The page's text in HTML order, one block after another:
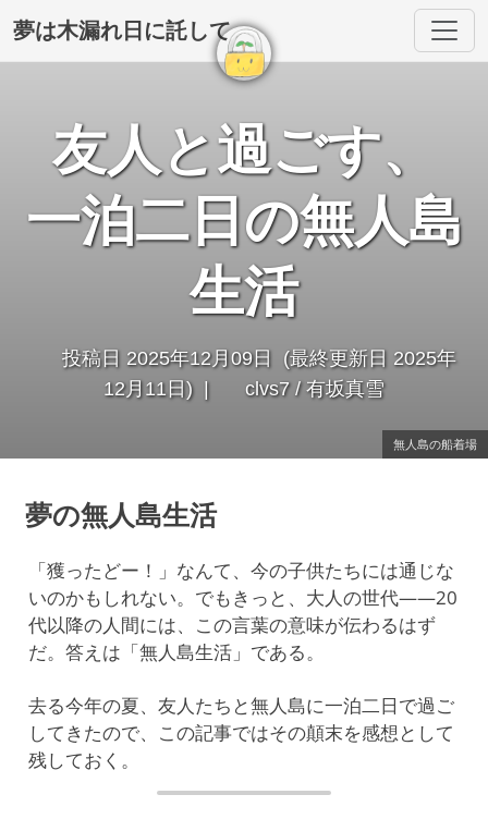
夢は木漏れ日に託して
友人と過ごす、
一泊二日の無人島
生活
投稿日 2025年12月09日 (最終更新日 2025年
12月11日) |
clvs7 / 有坂真雪
無人島の船着場
夢の無人島生活
「獲ったどー！」なんて、今の子供たちには通じな
いのかもしれない。でもきっと、大人の世代——20
代以降の人間には、この言葉の意味が伝わるはず
だ。答えは「無人島生活」である。
去る今年の夏、友人たちと無人島に一泊二日で過ご
してきたので、この記事ではその顛末を感想として
残しておく。